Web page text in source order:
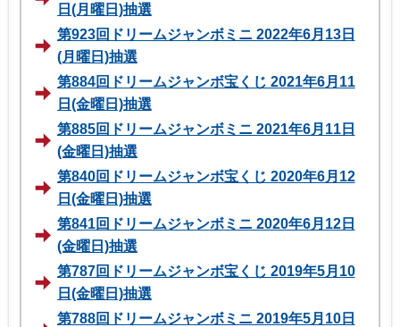
日(月曜日)抽選
第923回ドリームジャンボミニ 2022年6月13日
(月曜日)抽選
第884回ドリームジャンボ宝くじ 2021年6月11
日(金曜日)抽選
第885回ドリームジャンボミニ 2021年6月11日
(金曜日)抽選
第840回ドリームジャンボ宝くじ 2020年6月12
日(金曜日)抽選
第841回ドリームジャンボミニ 2020年6月12日
(金曜日)抽選
第787回ドリームジャンボ宝くじ 2019年5月10
日(金曜日)抽選
第788回ドリームジャンボミニ 2019年5月10日